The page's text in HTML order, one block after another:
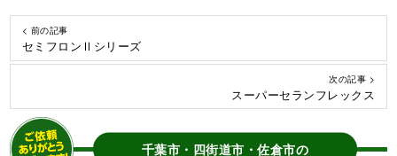
< 前の記事
セミフロンⅡシリーズ
次の記事 >
スーパーセランフレックス
千葉市・四街道市・佐倉市の